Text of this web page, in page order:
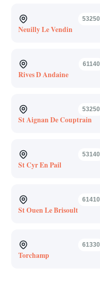
53250
Neuilly Le Vendin
61140
Rives D Andaine
53250
St Aignan De Couptrain
53140
St Cyr En Pail
61410
St Ouen Le Brisoult
61330
Torchamp